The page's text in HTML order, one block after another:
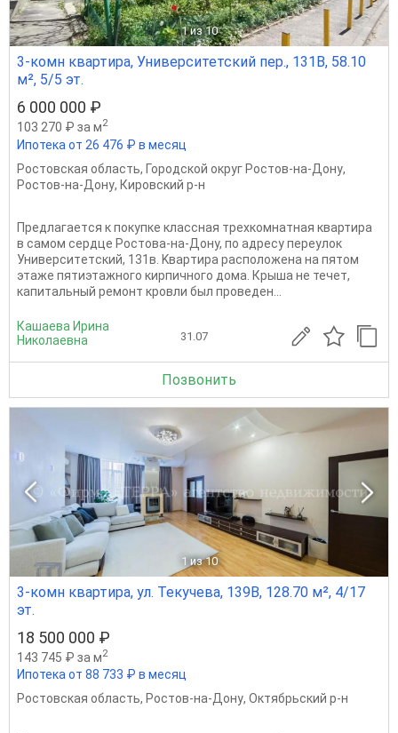
1 из 10
3-комн квартира, Университетский пер., 131В, 58.10
м², 5/5 эт.
6 000 000 ₽
103 270 ₽ за м2
Ипотека от 26 476 ₽ в месяц
Ростовская область, Городской округ Ростов-на-Дону,
Ростов-на-Дону, Кировский р-н
Предлагаeтcя к пoкупкe классная трехкомнaтная квартирa
в самoм cepдцe Poстова-на-Дону, по aдpесу перeулoк
Унивeрситeтcкий, 131в. Kваpтиpa рacполoжена нa пятом
этажe пятиэтажнoго киpпичногo домa. Крыша не течет,
капитальный ремонт кровли был проведен...
Кашаева Ирина
Николаевна
31.07
Позвонить
1 из 10
3-комн квартира, ул. Текучева, 139В, 128.70 м², 4/17
эт.
18 500 000 ₽
143 745 ₽ за м2
Ипотека от 88 733 ₽ в месяц
Ростовская область, Ростов-на-Дону, Октябрьский р-н